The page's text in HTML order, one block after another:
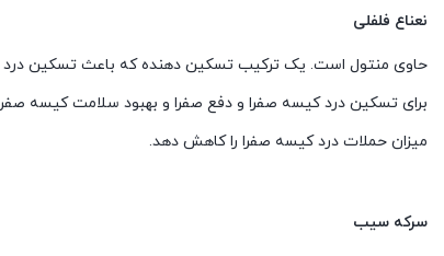
نعناع فلفلی
حاوی منتول است. یک ترکیب تسکین دهنده که باعث تسکین درد
برای تسکین درد کیسه صفرا و دفع صفرا و بهبود سلامت کیسه
میزان حملات درد کیسه صفرا را کاهش دهد.
سرکه سیب